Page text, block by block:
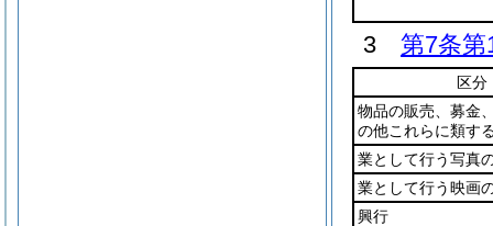
3 第7条第
区分
物品の販売、募金
の他これらに類す
業として行う写真
業として行う映画
興行